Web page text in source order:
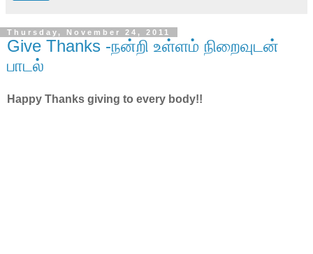
Thursday, November 24, 2011
Give Thanks -நன்றி உள்ளம் நிறைவுடன்
பாடல்
Happy Thanks giving to every body!!